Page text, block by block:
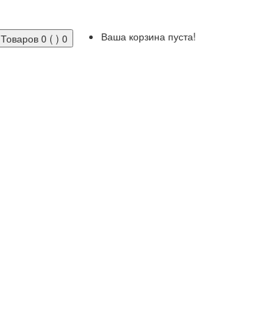
Товаров 0 ( ) 0 Ваша корзина пуста!